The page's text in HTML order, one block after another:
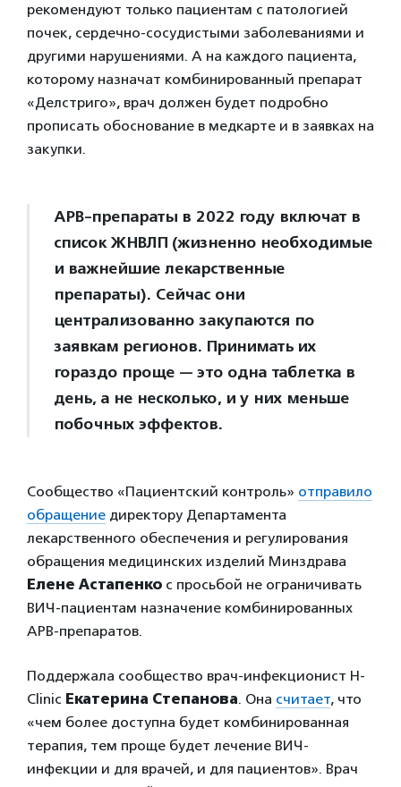
рекомендуют только пациентам с патологией
почек, сердечно-сосудистыми заболеваниями и
другими нарушениями. А на каждого пациента,
которому назначат комбинированный препарат
«Делстриго», врач должен будет подробно
прописать обоснование в медкарте и в заявках на
закупки.
АРВ-препараты в 2022 году включат в
список ЖНВЛП (жизненно необходимые
и важнейшие лекарственные
препараты). Сейчас они
централизованно закупаются по
заявкам регионов. Принимать их
гораздо проще — это одна таблетка в
день, а не несколько, и у них меньше
побочных эффектов.
Сообщество «Пациентский контроль» отправило
обращение директору Департамента
лекарственного обеспечения и регулирования
обращения медицинских изделий Минздрава
Елене Астапенко с просьбой не ограничивать
ВИЧ-пациентам назначение комбинированных
АРВ-препаратов.
Поддержала сообщество врач-инфекционист H-
Clinic Екатерина Степанова. Она считает, что
«чем более доступна будет комбинированная
терапия, тем проще будет лечение ВИЧ-
инфекции и для врачей, и для пациентов». Врач